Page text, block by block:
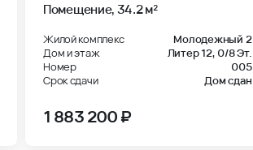
Помещение, 34.2 м²
Жилой комплекс
Молодежный 2
Дом и этаж
Литер 12, 0/8 Эт.
Номер
005
Срок сдачи
Дом сдан
1 883 200 ₽